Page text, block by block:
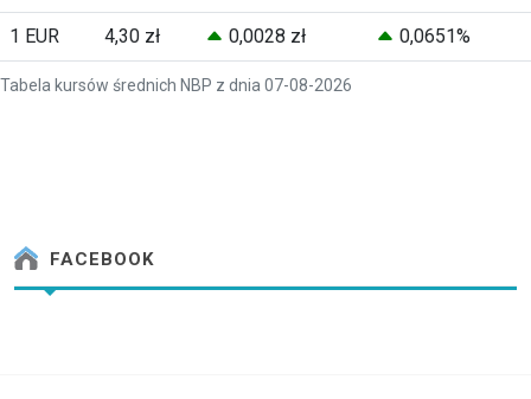
Tabela kursów średnich NBP z dnia 07-08-2026
1 EUR 4,30 zł 0,0028 zł 0,0651%
FACEBOOK